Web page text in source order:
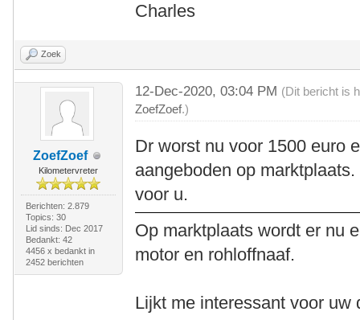
Charles
Zoek
ZoefZoef
Kilometervreter
Berichten: 2.879
Topics: 30
Lid sinds: Dec 2017
Bedankt: 42
4456 x bedankt in
2452 berichten
12-Dec-2020, 03:04 PM (Dit bericht is
ZoefZoef.)
Dr worst nu voor 1500 euro
aangeboden op
voor u.
Op marktplaats wordt er nu
motor en rohloffnaaf.
Lijkt me interessant voor uw